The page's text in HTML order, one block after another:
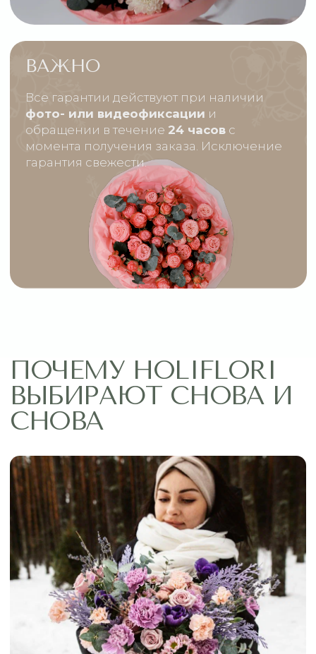
свежих поставок,присылаем фото перед
доставкой и внимательно относимся
внимания до важного события.
Нас выбирают за понятный сервис,
лишних звонков и стресса.
Это подтверждают и сами клиенты:
более
1200 отзывов на Яндекс картах и
стабильный рейтинг 5 звёзд в 2ГИС и в
Яндексе— результат, который получают
только те, кому действительно доверяют
Наша поддержка всегда рядом.
Используйте наши контакты
в социальных сетях.
ПРИЯТНОГО ВЫБОРА
ПРИЯТНО ДАРИТЬ,
ВЫГОДНО ПОКУПАТЬ
Дарите цветы чаще, мы сделали выгодные
предложения для новых и постоянных